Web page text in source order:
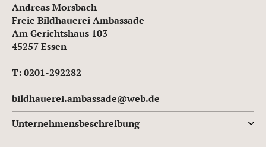
Andreas Morsbach
Freie Bildhauerei Ambassade
Am Gerichtshaus 103
45257 Essen
T: 0201-292282
bildhauerei.ambassade@web.de
Unternehmensbeschreibung